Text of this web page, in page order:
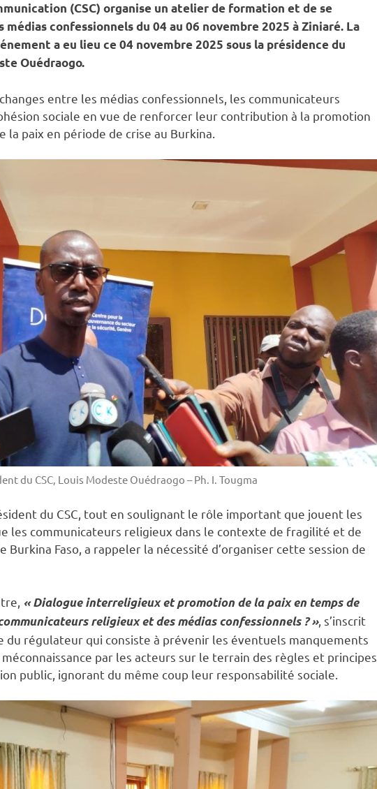
(CSC) organise un atelier de formation et de se
confessionnels du 04 au 06 novembre 2025 à Ziniaré. La
a eu lieu ce 04 novembre 2025 sous la présidence du
Ouédraogo.
entre les médias confessionnels, les communicateurs
sociale en vue de renforcer leur contribution à la promotion
paix en période de crise au Burkina.
du CSC, Louis Modeste Ouédraogo – Ph. I. Tougma
du CSC, tout en soulignant le rôle important que jouent les
les communicateurs religieux dans le contexte de fragilité et de
Faso, a rappeler la nécessité d’organiser cette session de
« Dialogue interreligieux et promotion de la paix en temps de
religieux et des médias confessionnels ? », s’inscrit
du régulateur qui consiste à prévenir les éventuels manquements
par les acteurs sur le terrain des règles et principes
public, ignorant du même coup leur responsabilité sociale.